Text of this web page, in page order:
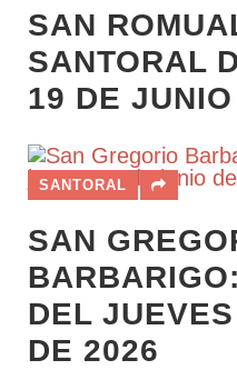
SAN
SANTORAL
19 DE
SANTORAL
SAN
DEL
DE 2026